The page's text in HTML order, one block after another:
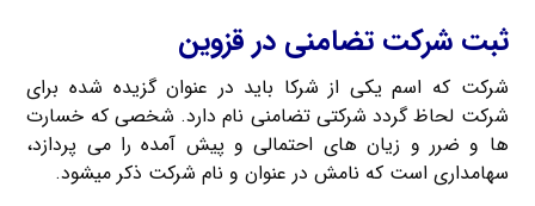
ثبت شرکت تضامنی در قزوین
شرکت که اسم یکی از شرکا باید در عنوان گزیده شده برای
شرکت لحاظ گردد شرکتی تضامنی نام دارد. شخصی که خسارت
ها و ضرر و زیان های احتمالی و پیش آمده را می پردازد،
سهامداری است که نامش در عنوان و نام شرکت ذکر میشود.